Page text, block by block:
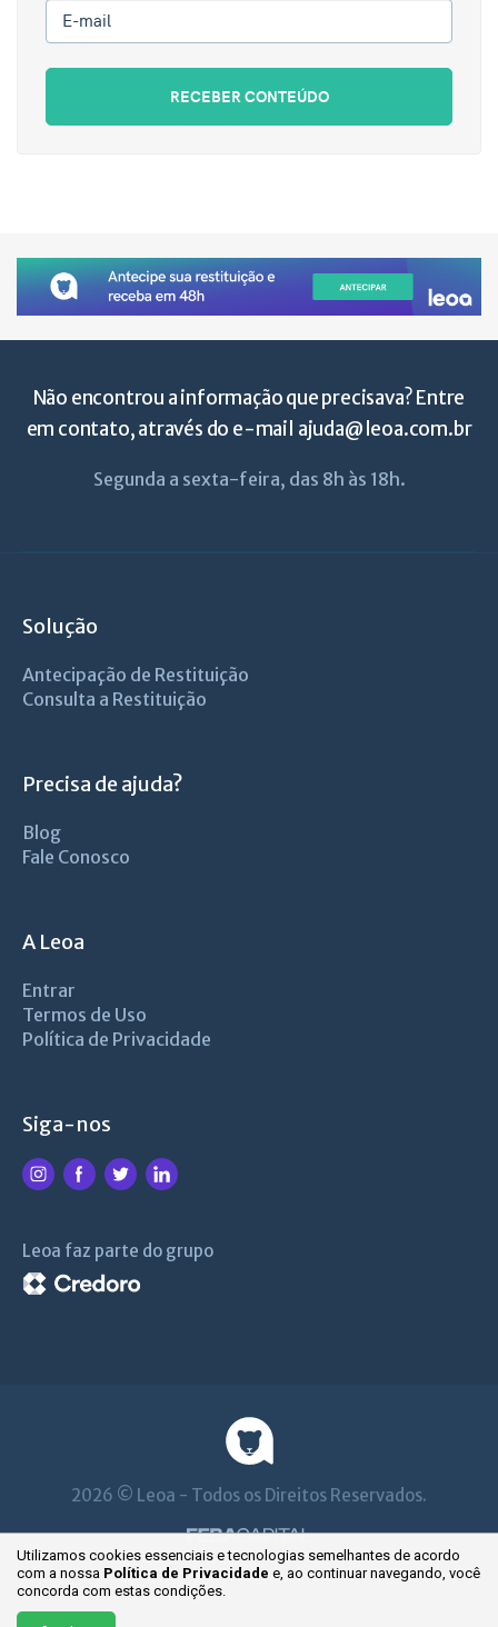
E-mail
RECEBER CONTEÚDO
Utilizamos cookies essenciais e tecnologias semelhantes de acordo
com a nossa Política de Privacidade e, ao continuarnavegando, você
concorda com estas condições.
Não encontrou a informação que precisava? Entre
em contato, através do e-mail ajuda@leoa.com.br
Segunda a sexta-feira, das 8h às 18h.
Solução
Antecipação de Restituição
Consulta a Restituição
Precisa de ajuda?
Blog
Fale Conosco
A Leoa
Entrar
Termos de Uso
Política de Privacidade
Siga-nos
Leoa faz parte do grupo
2026 © Leoa - Todos os Direitos Reservados.